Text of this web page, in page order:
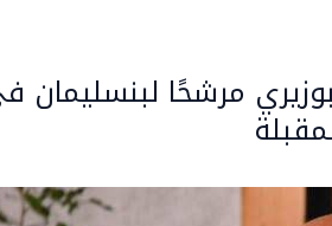
مرشحًا لبنسليمان